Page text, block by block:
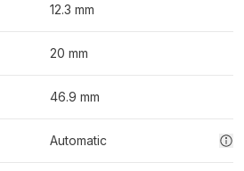
12.3 mm
20 mm
46.9 mm
Automatic